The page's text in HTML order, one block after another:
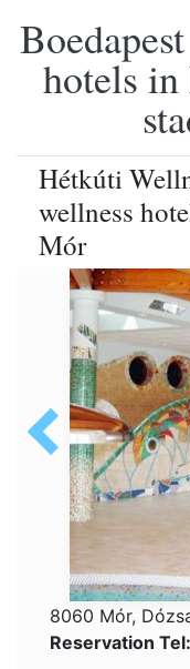
hotels in
Hétkúti
wellness
Mór
8060 Mór,
Reservation